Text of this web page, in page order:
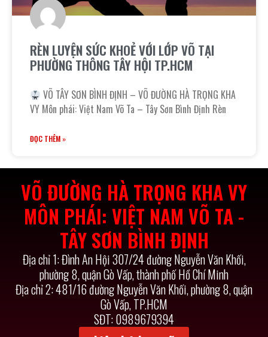
RÈN LUYỆN SỨC KHOẺ VỚI LỚP VÕ TẠI
PHƯỜNG THÔNG TÂY HỘI TP.HCM
VÕ TÂY SƠN BÌNH ĐỊNH – VÕ ĐƯỜNG HÀ TRỌNG KHA
VY Môn phái: Việt Nam Võ Ta – Tây Sơn Bình Định Rèn
ĐỌC THÊM »
VÕ ĐƯỜNG HÀ TRỌNG KHA VY
MÔN PHÁI: VIỆT NAM VÕ TA -
TÂY SƠN BÌNH ĐỊNH
Địa chỉ 1: Đình An Hội 307/24 đường Nguyễn Văn Khối,
phường 8, quận Gò Vấp, thành phố Hồ Chí Minh
Địa chỉ 2: 481/16 đường Nguyễn Văn Khối, phường 8, quận
Gò Vấp, TP.HCM
SĐT: 0989679394